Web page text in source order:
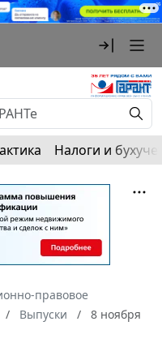
Налоги и
правовое
Выпуски
8 ноября